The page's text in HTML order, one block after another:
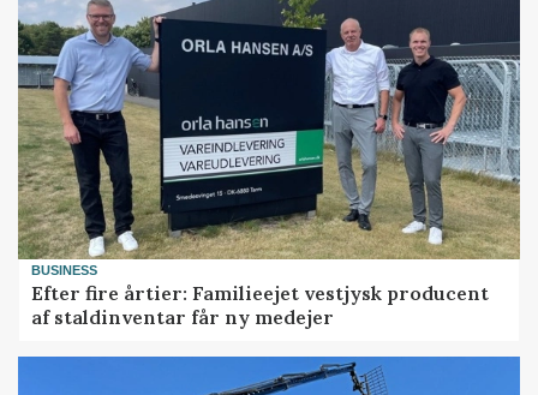
BUSINESS
Efter fire årtier: Familieejet vestjysk producent
af staldinventar får ny medejer